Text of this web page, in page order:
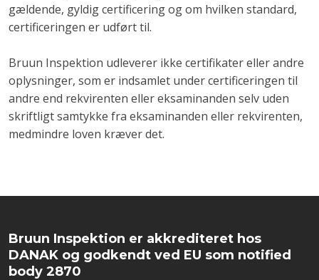
gældende, gyldig certificering og om hvilken standard,
certificeringen er udført til.
Bruun Inspektion udleverer ikke certifikater eller andre
oplysninger, som er indsamlet under certificeringen til
andre end rekvirenten eller eksaminanden selv uden
skriftligt samtykke fra eksaminanden eller rekvirenten,
medmindre loven kræver det.
Bruun Inspektion er akkrediteret hos
DANAK og godkendt ved EU som notified
body 2870